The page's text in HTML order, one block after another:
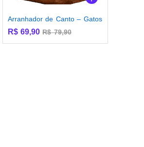
Arranhador de Canto – Gatos
R$ 69,90 R$79,90